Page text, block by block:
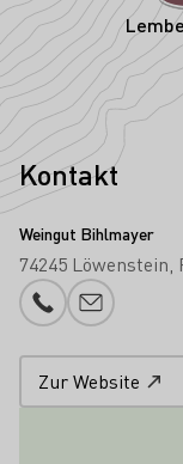
Kontakt
Weingut Bihlmayer
74245 Löwenstein
Telefonnummer
E-Mail-
Zur Website